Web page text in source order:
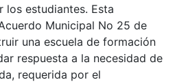
estudiantes. Esta
Municipal No 25 de
una escuela de formación
respuesta a la necesidad de
requerida por el